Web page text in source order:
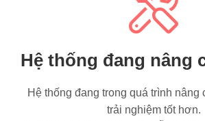
Hệ thống đang nâng
Hệ thống đang trong quá trình nâng
trải nghiệm tốt hơn.